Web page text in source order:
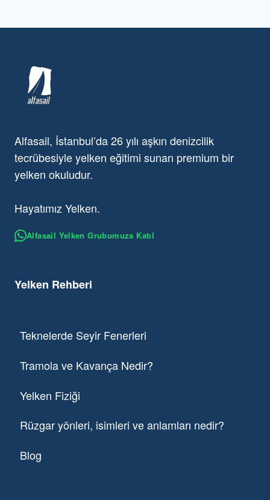
Alfasail, İstanbul’da 26 yılı aşkın denizcilik
tecrübesiyle yelken eğitimi sunan premium bir
yelken okuludur.
Hayatımız Yelken.
Alfasail Yelken Grubumuza Katıl
Yelken Rehberi
Teknelerde Seyir Fenerleri
Tramola ve Kavança Nedir?
Yelken Fiziği
Rüzgar yönleri, isimleri ve anlamları nedir?
Blog